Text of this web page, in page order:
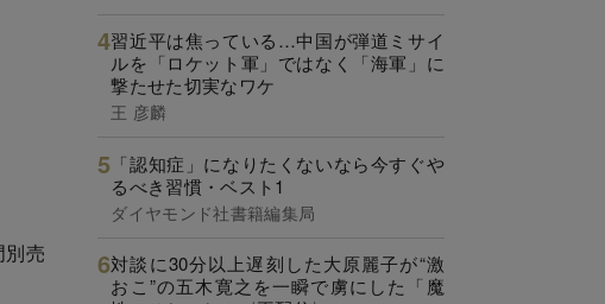
売
習近平は焦っている…中国が弾道ミサイ
ルを「ロケット軍」ではなく「海軍」に
撃たせた切実なワケ
王 彦麟
「認知症」になりたくないなら今すぐや
るべき習慣・ベスト1
ダイヤモンド社書籍編集局
対談に30分以上遅刻した大原麗子が“激
おこ”の五木寛之を一瞬で虜にした「魔